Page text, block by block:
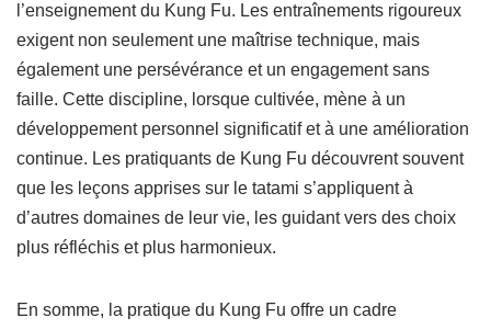
l’enseignement du Kung Fu. Les entraînements rigoureux
exigent non seulement une maîtrise technique, mais
également une persévérance et un engagement sans
faille. Cette discipline, lorsque cultivée, mène à un
développement personnel significatif et à une amélioration
continue. Les pratiquants de Kung Fu découvrent souvent
que les leçons apprises sur le tatami s’appliquent à
d’autres domaines de leur vie, les guidant vers des choix
plus réfléchis et plus harmonieux.
En somme, la pratique du Kung Fu offre un cadre